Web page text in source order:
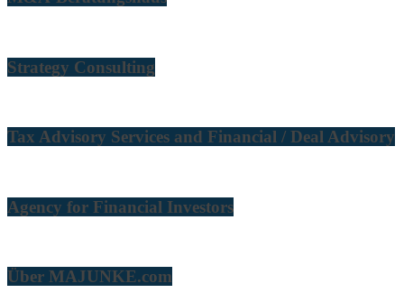
Strategy Consulting
Tax Advisory Services and Financial / Deal Advisory
Agency for Financial Investors
Über MAJUNKE.com